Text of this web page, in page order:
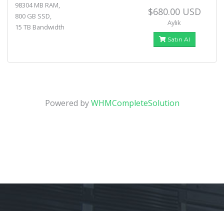
98304 MB RAM,
800 GB SSD,
15 TB Bandwidth
$680.00 USD
Aylık
Satın Al
Powered byWHMCompleteSolution